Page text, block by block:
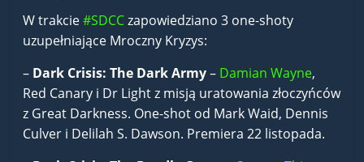
W trakcie#SDCCzapowiedziano 3 one-shoty
uzupełniające Mroczny Kryzys:
– Dark Crisis: The Dark Army– Damian Wayne,
Red Canary i Dr Light z misją uratowania złoczyńców
z Great Darkness. One-shot od Mark Waid, Dennis
Culver i Delilah S. Dawson. Premiera 22 listopada.